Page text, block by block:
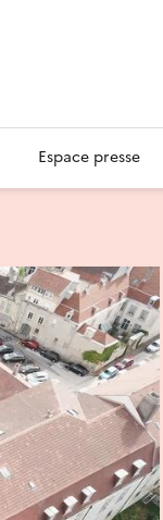
Espace presse